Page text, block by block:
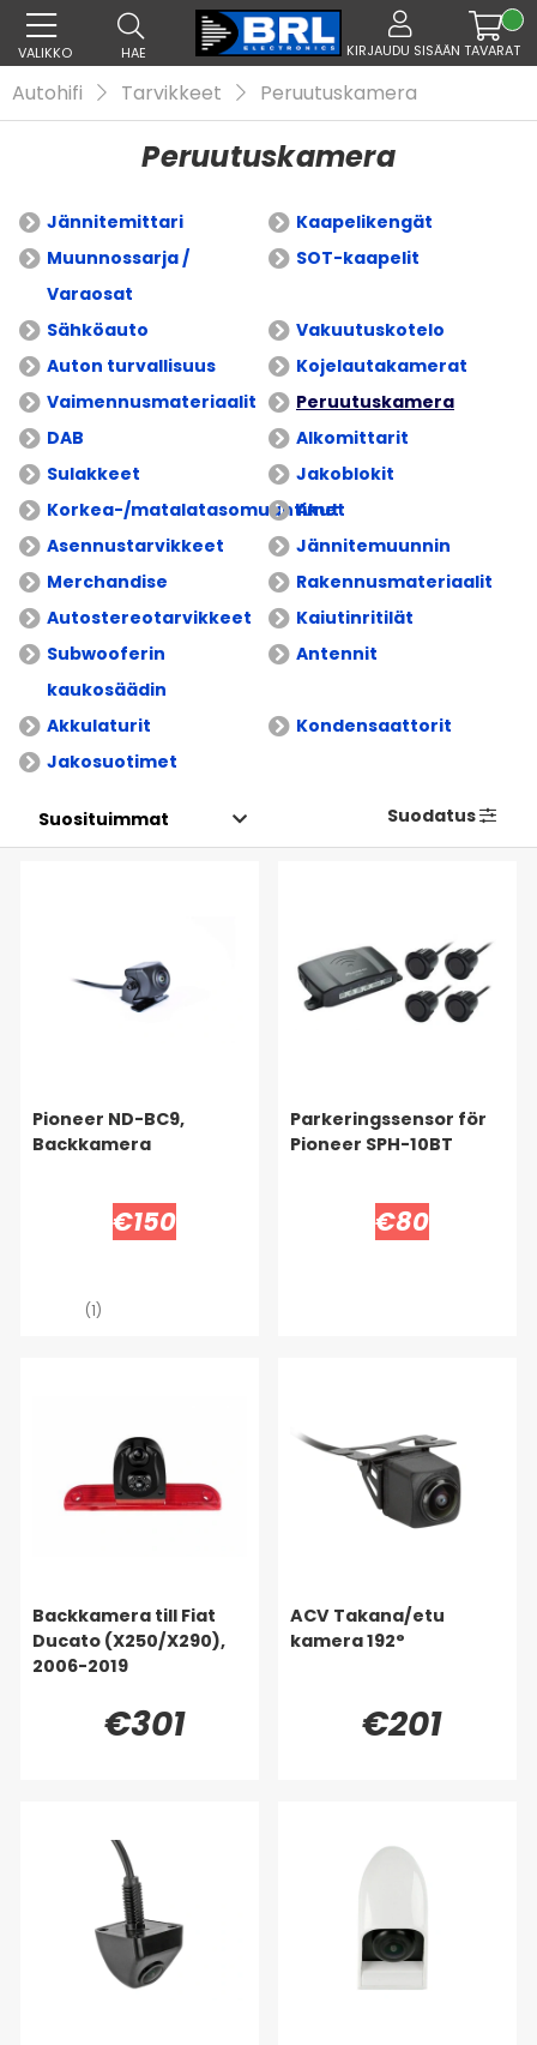
VALIKKO HAE KIRJAUDU SISÄÄN TAVARAT
Autohifi Tarvikkeet Peruutuskamera
Peruutuskamera
Jännitemittari
Kaapelikengät
Muunnossarja /
Varaosat
SOT-kaapelit
Sähköauto
Vakuutuskotelo
Auton turvallisuus
Kojelautakamerat
Vaimennusmateriaalit
Peruutuskamera
DAB
Alkomittarit
Sulakkeet
Jakoblokit
Korkea-/matalatasomuuntimet
Akut
Asennustarvikkeet
Jännitemuunnin
Merchandise
Rakennusmateriaalit
Autostereotarvikkeet
Kaiutinritilät
Subwooferin
kaukosäädin
Antennit
Akkulaturit
Kondensaattorit
Jakosuotimet
Suodatus
Pioneer ND-BC9,
Backkamera
€150
(1)
Parkeringssensor för
Pioneer SPH-10BT
€80
Backkamera till Fiat
Ducato (X250/X290),
2006-2019
€301
ACV Takana/etu
kamera 192°
€201